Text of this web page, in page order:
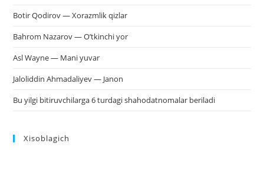
Botir Qodirov — Xorazmlik qizlar
Bahrom Nazarov — O’tkinchi yor
Asl Wayne — Mani yuvar
Jaloliddin Ahmadaliyev — Janon
Bu yilgi bitiruvchilarga 6 turdagi shahodatnomalar beriladi
Xisoblagich